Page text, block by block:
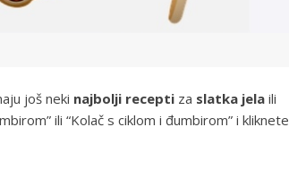
još neki najbolji recepti za slatka jela ili
ili “Kolač s ciklom i đumbirom” i kliknete